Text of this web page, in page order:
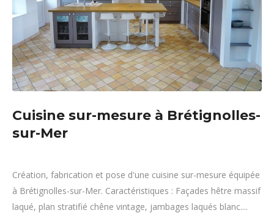
Cuisine sur-mesure à Brétignolles-
sur-Mer
Création, fabrication et pose d'une cuisine sur-mesure équipée
à Brétignolles-sur-Mer. Caractéristiques : Façades hêtre massif
laqué, plan stratifié chêne vintage, jambages laqués blanc....